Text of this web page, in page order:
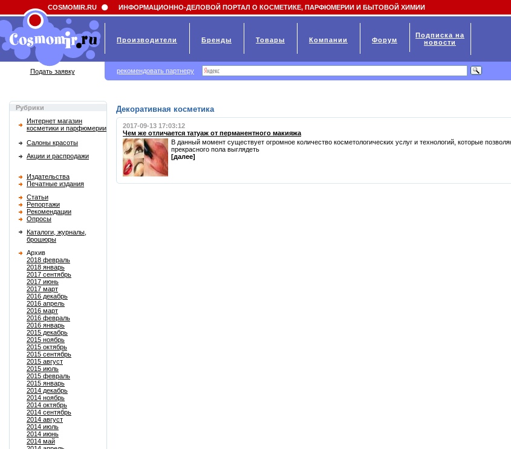
Field 'news_title' doesn't have a default value
Рубрики
Интернет магазин
косметики и парфюмерии
Салоны красоты
Акции и распродажи
Издательства
Печатные издания
Статьи
Репортажи
Рекомендации
Опросы
Каталоги, журналы,
брошюры
Архив
2018 февраль
2018 январь
2017 сентябрь
2017 июнь
2017 март
2016 декабрь
2016 апрель
2016 март
2016 февраль
2016 январь
2015 декабрь
2015 ноябрь
2015 октябрь
2015 сентябрь
2015 август
2015 июль
2015 февраль
2015 январь
2014 декабрь
2014 ноябрь
2014 октябрь
2014 сентябрь
2014 август
2014 июль
2014 июнь
2014 май
Декоративная косметика
2017-09-13 17:03:12
Чем же отличается татуаж от перманентного макияжа
В данный момент существует огромное количество косметологических услуг и технологий, которые
прекрасного пола выглядеть
[далее]
COSMOMIR.RU ИНФОРМАЦИОННО-ДЕЛОВОЙ ПОРТАЛ О КОСМЕТИКЕ, ПАРФЮМЕРИИ И БЫТОВОЙ ХИМИИ
Производители Бренды Товары Компании Форум
Подписка на
новости
Подать заявку рекомендовать партнеру